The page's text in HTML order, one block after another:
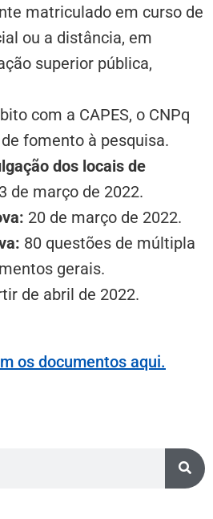
matriculado em curso de
ou a distância, em
superior pública,
com a CAPES, o CNPq
fomento à pesquisa.
dos locais de
de março de 2022.
20 de março de 2022.
80 questões de múltipla
gerais.
de abril de 2022.
os documentos aqui.